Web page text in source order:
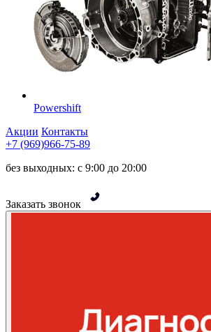
Powershift
Акции Контакты
+7 (969)966-75-89
без выходных: с 9:00 до 20:00
Заказать звонок